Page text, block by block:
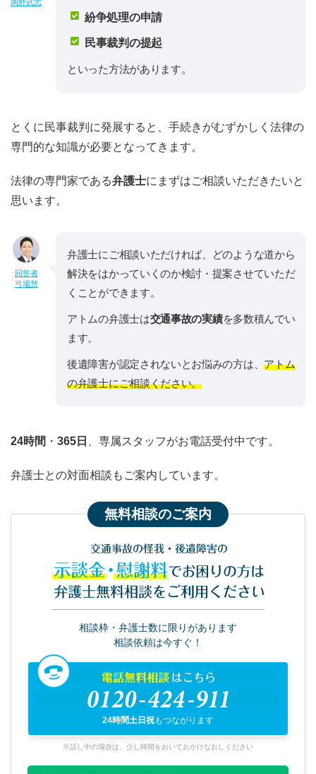
岡野武志
紛争処理の申請
民事裁判の提起
といった方法があります。
とくに民事裁判に発展すると、手続きがむずかしく法律の
専門的な知識が必要となってきます。
法律の専門家である弁護士にまずはご相談いただきたいと
思います。
回答者
弓場慧
弁護士にご相談いただければ、どのような道から
解決をはかっていくのか検討・提案させていただ
くことができます。
アトムの弁護士は交通事故の実績を多数積んでい
ます。
後遺障害が認定されないとお悩みの方は、アトム
の弁護士にご相談ください。
24時間 ・ 365日 、専属スタッフがお電話受付中です。
弁護士との対面相談もご案内しています。
無料相談のご案内
交通事故の怪我・後遺障害の
示談金・慰謝料でお困りの方は
弁護士無料相談をご利用ください
相談枠・弁護士数に限りがあります
相談依頼は今すぐ！
電話無料相談はこちら
0120-424-911
24時間土日祝もつながります
※話し中の場合は、少し時間をおいておかけなおしください